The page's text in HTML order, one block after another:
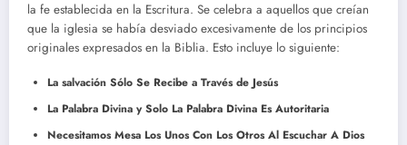
la fe establecida en la Escritura. Se celebra a aquellos que creían
que la iglesia se había desviado excesivamente de los principios
originales expresados en la Biblia. Esto incluye lo siguiente:
La salvación Sólo Se Recibe a Través de Jesús
La Palabra Divina y Solo La Palabra Divina Es Autoritaria
Necesitamos Mesa Los Unos Con Los Otros Al Escuchar A Dios